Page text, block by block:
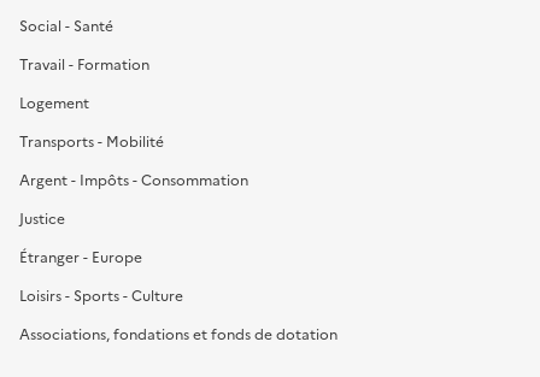
Social - Santé
Travail - Formation
Logement
Transports - Mobilité
Argent - Impôts - Consommation
Justice
Étranger - Europe
Loisirs - Sports - Culture
Associations, fondations et fonds de dotation